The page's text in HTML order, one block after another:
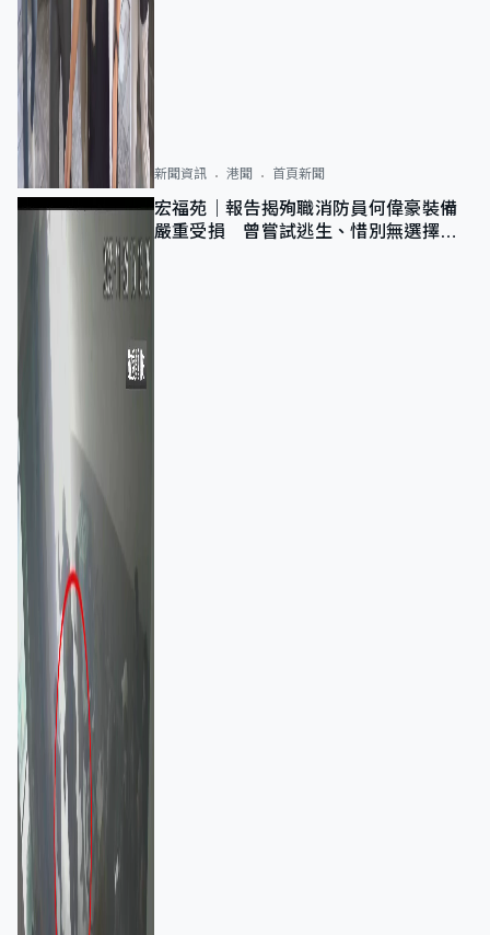
新聞資訊 港聞 首頁新聞
宏福苑｜報告揭殉職消防員何偉豪裝備
嚴重受損 曾嘗試逃生、惜別無選擇下